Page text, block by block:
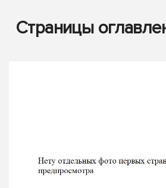
Страницы